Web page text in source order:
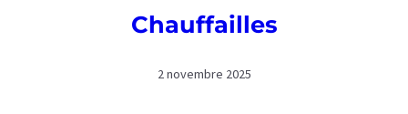
Chauffailles
2 novembre 2025